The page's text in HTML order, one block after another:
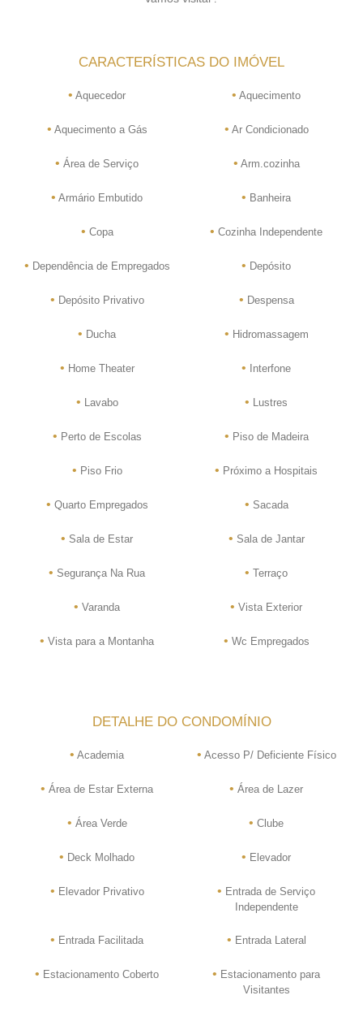
CARACTERÍSTICAS DO IMÓVEL
• Aquecedor • Aquecimento
• Aquecimento a Gás • Ar Condicionado
• Área de Serviço • Arm.cozinha
• Armário Embutido • Banheira
• Copa • Cozinha Independente
• Dependência de Empregados • Depósito
• Depósito Privativo • Despensa
• Ducha • Hidromassagem
• Home Theater • Interfone
• Lavabo • Lustres
• Perto de Escolas • Piso de Madeira
• Piso Frio • Próximo a Hospitais
• Quarto Empregados • Sacada
• Sala de Estar • Sala de Jantar
• Segurança Na Rua • Terraço
• Varanda • Vista Exterior
• Vista para a Montanha • Wc Empregados
DETALHE DO CONDOMÍNIO
• Academia • Acesso P/ Deficiente Físico
• Área de Estar Externa • Área de Lazer
• Área Verde • Clube
• Deck Molhado • Elevador
• Elevador Privativo • Entrada de Serviço
Independente
• Entrada Facilitada • Entrada Lateral
• Estacionamento Coberto • Estacionamento para
Visitantes